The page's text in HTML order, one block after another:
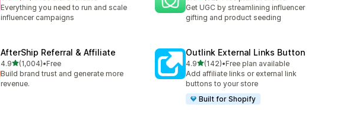
Everything you need to run and scale
influencer campaigns
Get UGC by streamlining influencer
gifting and product seeding
AfterShip Referral & Affiliate
4.95つ星中
(1,004)
合計レビュー数：1004件
•Free
Build brand trust and generate more
revenue.
Outlink External Links Button
4.95つ星中
(142)
合計レビュー数：142件
•Free plan available
Add affiliate links or external link
buttons to your store
Built for Shopify